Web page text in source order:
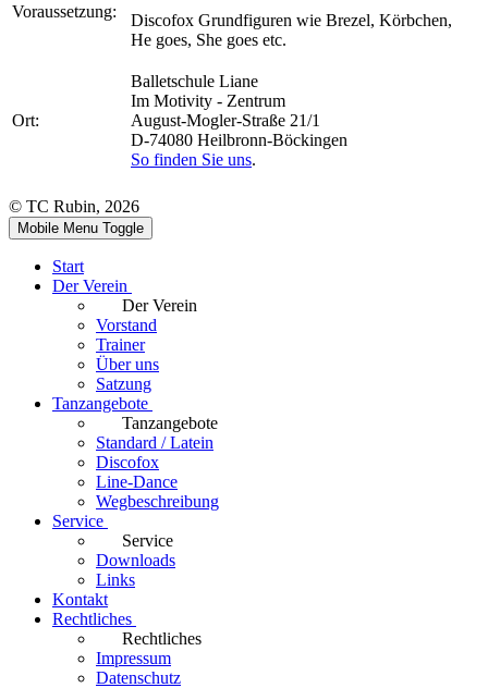
Voraussetzung:
Discofox Grundfiguren wie Brezel, Körbchen,
He goes, She goes etc.
Ort:
Balletschule Liane
Im Motivity - Zentrum
August-Mogler-Straße 21/1
D-74080 Heilbronn-Böckingen
So finden Sie uns.
© TC Rubin, 2026
Mobile Menu Toggle
Start
Der Verein
Der Verein
Vorstand
Trainer
Über uns
Satzung
Tanzangebote
Tanzangebote
Standard / Latein
Discofox
Line-Dance
Wegbeschreibung
Service
Service
Downloads
Links
Kontakt
Rechtliches
Rechtliches
Impressum
Datenschutz